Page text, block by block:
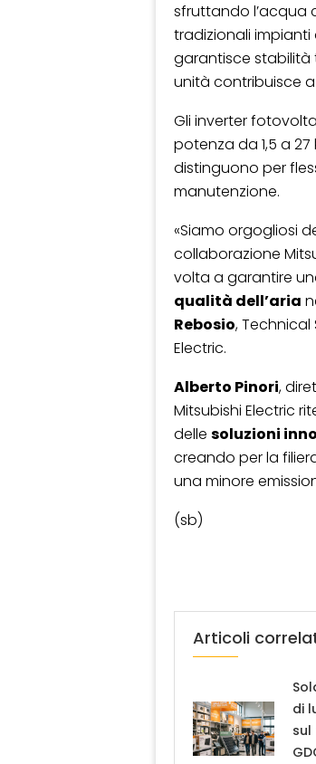
sfruttando l’acqua
tradizionali
garantisce stabilità
unità contribuisce
Gli inverter
potenza da 1,5 a
distinguono per
manutenzione.
«Siamo orgogliosi
collaborazione
volta a garantire
qualità dell’aria
Rebosio,
Electric.
Alberto Pinori,
Mitsubishi Electric
delle soluzioni
creando per la
una minore
(sb)
Articoli
di